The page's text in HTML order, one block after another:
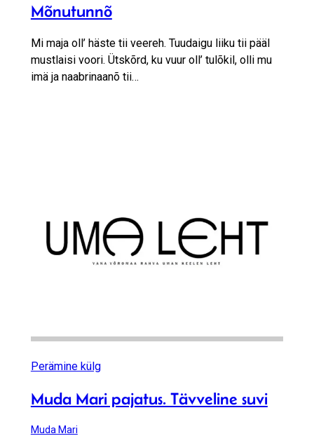
Mõnutunnõ
Mi maja oll’ häste tii veereh. Tuudaigu liiku tii pääl
mustlaisi voori. Ütskõrd, ku vuur oll’ tulõkil, olli mu
imä ja naabrinaanõ tii…
Perämine külg
Muda Mari pajatus. Tävveline suvi
Muda Mari